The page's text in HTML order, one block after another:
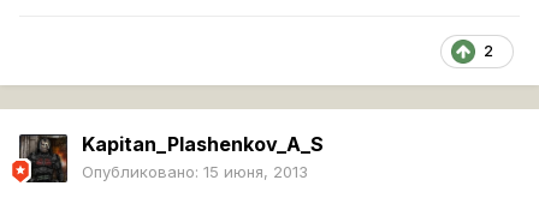
2
Kapitan_Plashenkov_A_S
Опубликовано: 15 июня, 2013